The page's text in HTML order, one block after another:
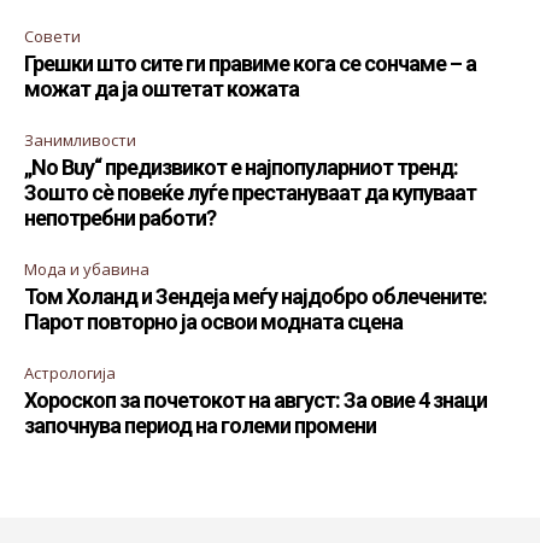
Совети
Грешки што сите ги правиме кога се сончаме – а
можат да ја оштетат кожата
Занимливости
„No Buy“ предизвикот е најпопуларниот тренд:
Зошто сè повеќе луѓе престануваат да купуваат
непотребни работи?
Мода и убавина
Том Холанд и Зендеја меѓу најдобро облечените:
Парот повторно ја освои модната сцена
Астрологија
Хороскоп за почетокот на август: За овие 4 знаци
започнува период на големи промени